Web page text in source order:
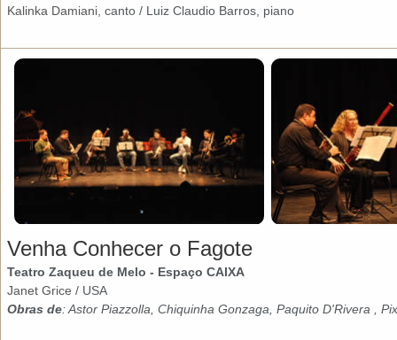
Kalinka Damiani , canto / Luiz Claudio Barros, piano
Venha Conhecer o Fagote
Teatro Zaqueu de Melo - Espaço CAIXA
Janet Grice / USA
Obras de: Astor Piazzolla, Chiquinha Gonzaga, Paquito D'Rivera ,